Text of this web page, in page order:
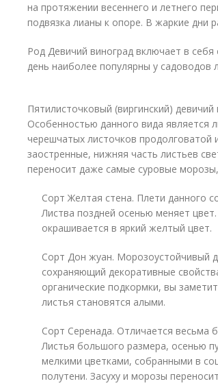
на протяжении весеннего и летнего
подвязка лианы к опоре. В жаркие дни
Род Девичий виноград включает в
день наиболее популярны у садоводов
Пятилисточковый (виргинский)
Особенностью данного вида является
черешчатых листочков
заостренные, нижняя часть листьев
переносит даже самые суровые
Сорт Желтая стена. Плети данного
Листва поздней осенью меняет
окрашивается в яркий желтый цвет.
Сорт Дон жуан. Морозоустойчивый
сохраняющий декоративные
органические подкормки, вы
листья становятся алыми.
Сорт Серенада. Отличается весьма
Листья большого размера, осенью
мелкими цветками, собранными в
полутени. Засуху и морозы